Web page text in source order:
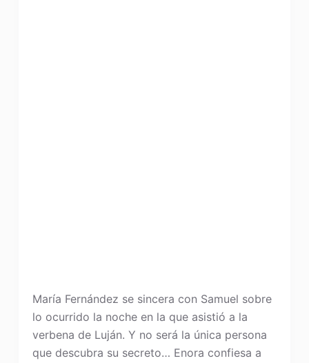
María Fernández se sincera con Samuel sobre
lo ocurrido la noche en la que asistió a la
verbena de Luján. Y no será la única persona
que descubra su secreto… Enora confiesa a